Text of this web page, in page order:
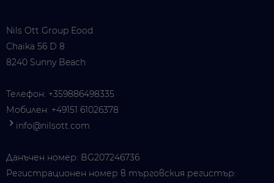
Nils Ott Group Eood
Chaika 56 D 8
8240 Sunny Beach
Телефон: +359886498335
Мобилен: +49151 61026378
info@nilsott.com
Данъчен номер: BG207246736
Регистрационен номер в търговския регистър: